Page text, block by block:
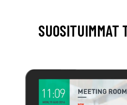
SUOSITUIMMAT